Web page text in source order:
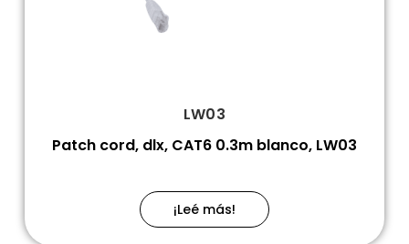
LW03
Patch cord, dlx, CAT6 0.3m blanco, LW03
¡Leé más!